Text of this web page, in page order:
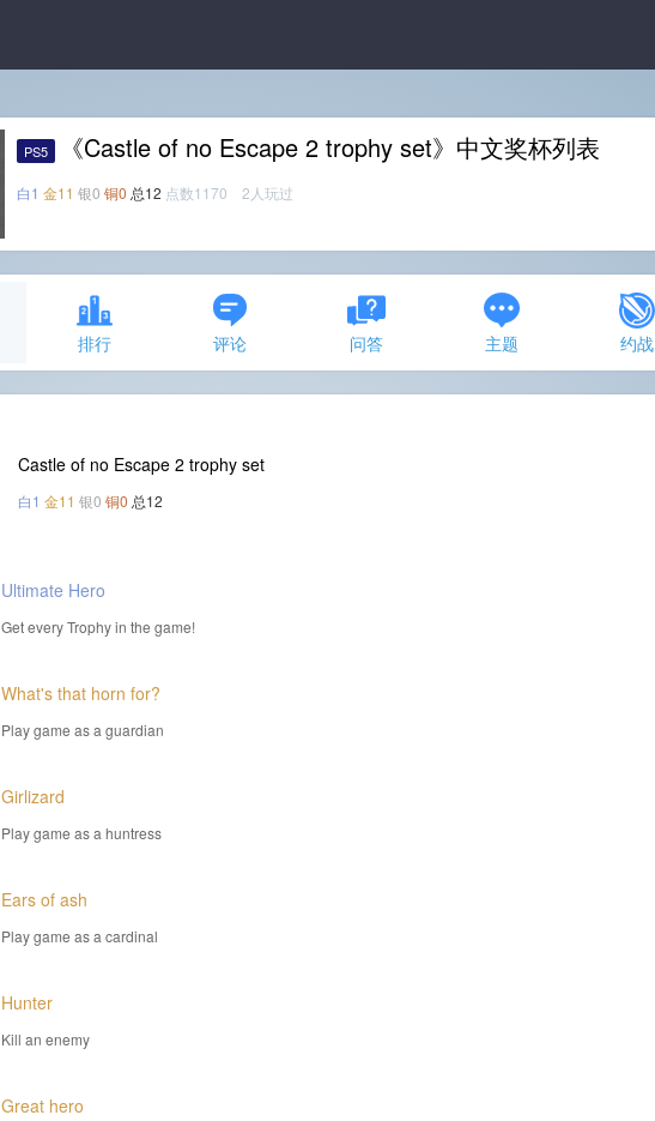
PS5 《Castle of no Escape 2 trophy set》中文奖杯列表
白1 金11 银0 铜0 总12 点数1170 2人玩过
排行 评论 问答 主题 约战
Castle of no Escape 2 trophy set
白1 金11 银0 铜0 总12
Ultimate Hero
Get every Trophy in the game!
What's that horn for?
Play game as a guardian
Girlizard
Play game as a huntress
Ears of ash
Play game as a cardinal
Hunter
Kill an enemy
Great hero